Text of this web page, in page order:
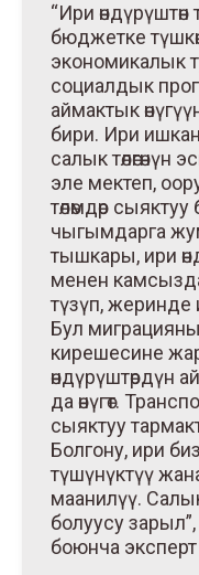
“Ири өндүрүштөн
бюджетке
экономикалык
социалдык
аймактык
бири. Ири
салык төлөгөнүн
эле мектеп,
төлөмдөр
чыгымдарга
тышкары, ири
менен
түзүп, жеринде
Бул
кирешесине
өндүрүштөрдүн
да өнүгөт.
сыяктуу
Болгону, ири
түшүнүктүү
маанилүү.
болуусу
боюнча